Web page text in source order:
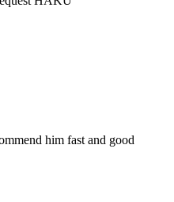
him fast and good